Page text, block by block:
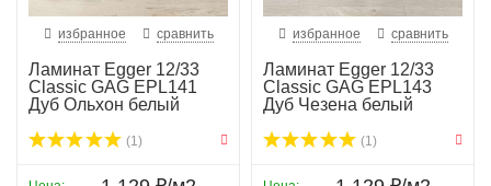
избранное сравнить
Ламинат Egger 12/33
Classic GAG EPL141
Дуб Ольхон белый
(1)
избранное сравнить
Ламинат Egger 12/33
Classic GAG EPL143
Дуб Чезена белый
(1)